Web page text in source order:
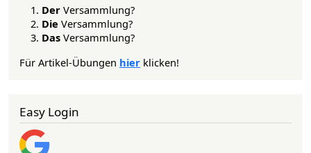
Der Versammlung?
Die Versammlung?
Das Versammlung?
Für Artikel-Übungen hier klicken!
Easy Login